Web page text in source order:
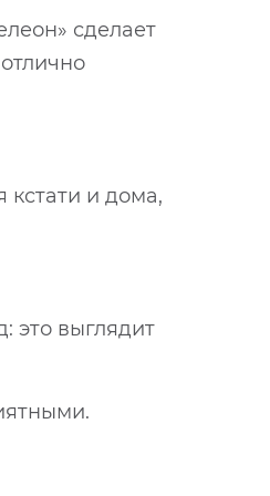
сделает
кстати и дома,
это выглядит